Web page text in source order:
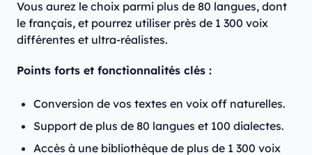
Vous aurez le choix parmi plus de 80 langues, dont
le français, et pourrez utiliser près de 1 300 voix
différentes et ultra-réalistes.
Points forts et fonctionnalités clés :
Conversion de vos textes en voix off naturelles.
Support de plus de 80 langues et 100 dialectes.
Accès à une bibliothèque de plus de 1 300 voix